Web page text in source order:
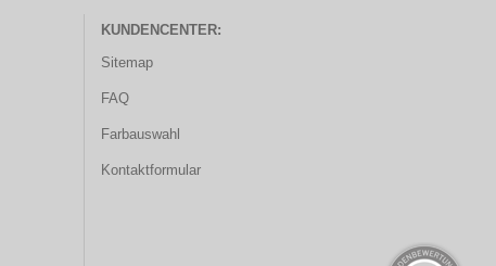
KUNDENCENTER:
Sitemap
FAQ
Farbauswahl
Kontaktformular